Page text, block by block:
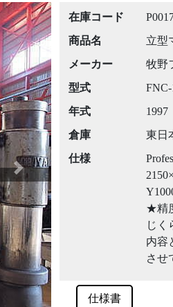
Next
在庫コード
商品名
立型
メーカー
牧野
型式
年式
1997
倉庫
東日
仕様
★精
じく
内容
させ
仕様書